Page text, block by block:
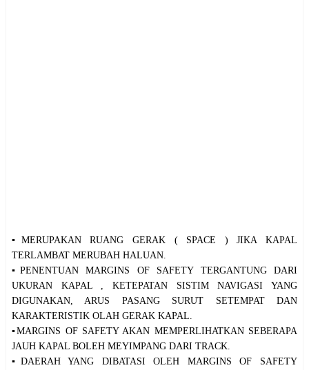
▪️MERUPAKAN RUANG GERAK ( SPACE ) JIKA KAPAL
TERLAMBAT MERUBAH HALUAN.
▪️PENENTUAN MARGINS OF SAFETY TERGANTUNG DARI
UKURAN KAPAL , KETEPATAN SISTIM NAVIGASI YANG
DIGUNAKAN, ARUS PASANG SURUT SETEMPAT DAN
️KARAKTERISTIK OLAH GERAK KAPAL.
▪️MARGINS OF SAFETY AKAN MEMPERLIHATKAN SEBERAPA
JAUH KAPAL BOLEH MEYIMPANG DARI TRACK.
▪️DAERAH YANG DIBATASI OLEH MARGINS OF SAFETY